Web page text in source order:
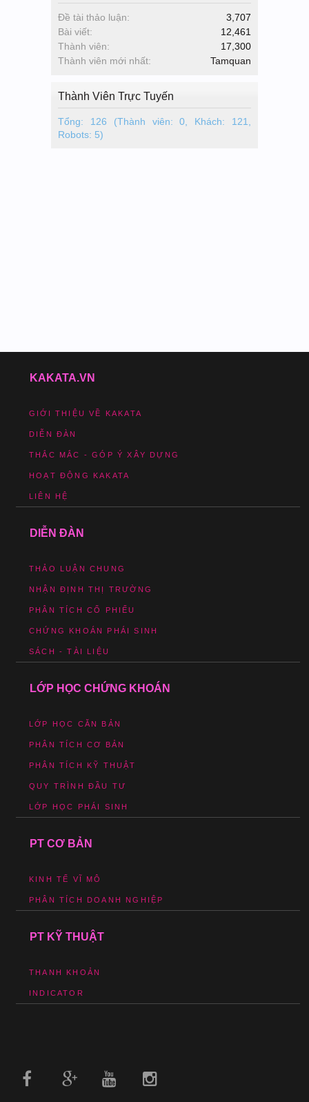
Đề tài thảo luận:
3,707
Bài viết:
12,461
Thành viên:
17,300
Thành viên mới nhất:
Tamquan
Thành Viên Trực Tuyến
Tổng: 126 (Thành viên: 0, Khách: 121,
Robots: 5)
KAKATA.VN
GIỚI THIỆU VỀ KAKATA
DIỄN ĐÀN
THẮC MẮC - GÓP Ý XÂY DỰNG
HOẠT ĐỘNG KAKATA
LIÊN HỆ
DIỄN ĐÀN
THẢO LUẬN CHUNG
NHẬN ĐỊNH THỊ TRƯỜNG
PHÂN TÍCH CỔ PHIẾU
CHỨNG KHOÁN PHÁI SINH
SÁCH - TÀI LIỆU
LỚP HỌC CHỨNG KHOÁN
LỚP HỌC CĂN BẢN
PHÂN TÍCH CƠ BẢN
PHÂN TÍCH KỸ THUẬT
QUY TRÌNH ĐẦU TƯ
LỚP HỌC PHÁI SINH
PT CƠ BẢN
KINH TẾ VĨ MÔ
PHÂN TÍCH DOANH NGHIỆP
PT KỸ THUẬT
THANH KHOẢN
INDICATOR